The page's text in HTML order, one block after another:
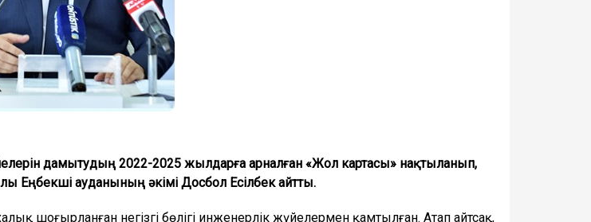
дамытудың 2022-2025 жылдарға арналған «Жол картасы» нақтыланып,
Еңбекші ауданының әкімі Досбол Есілбек айтты.
шоғырланған негізгі бөлігі инженерлік жүйелермен қамтылған. Атап айтсақ,